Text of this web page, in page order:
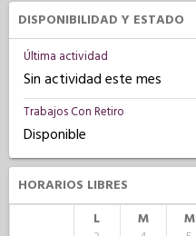
DISPONIBILIDAD Y ESTADO
Última actividad
Sin actividad este mes
Trabajos Con Retiro
Disponible
HORARIOS LIBRES
L
M
M